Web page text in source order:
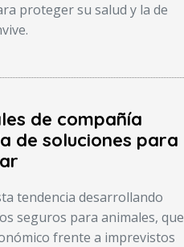
proteger su salud y la de
de compañía
de soluciones para
tendencia desarrollando
seguros para animales, que
frente a imprevistos